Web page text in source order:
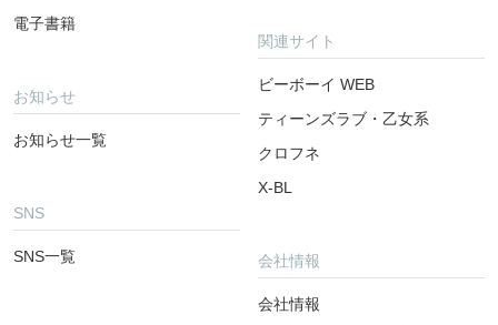
電子書籍
お知らせ
お知らせ一覧
SNS
SNS一覧
関連サイト
ビーボーイ WEB
ティーンズラブ・乙女系
クロフネ
X-BL
会社情報
会社情報